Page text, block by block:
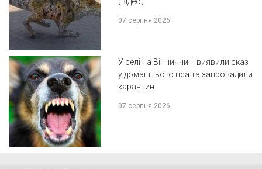
07 серпня 2026
У селі на Вінниччині виявили сказ
у домашнього пса та запровадили
карантин
07 серпня 2026